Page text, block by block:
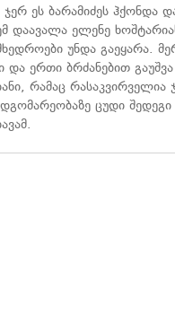
ჯერ ეს ბარამიძეს ჰქონდა
დაავალა ელენე
უნდა გაეყარა.
და ერთი ბრძანებით
რამაც რასაკვირველია
ცუდი